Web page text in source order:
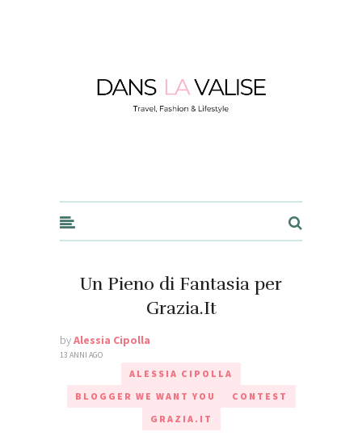
Un Pieno di Fantasia per
Grazia.It
byAlessia Cipolla
13 ANNI AGO
ALESSIA CIPOLLA
BLOGGER WE WANT YOU
CONTEST
GRAZIA.IT